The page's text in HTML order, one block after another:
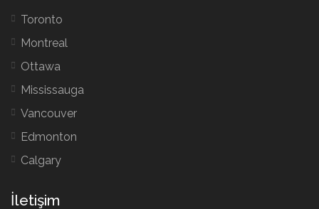
Toronto
Montreal
Ottawa
Mississauga
Vancouver
Edmonton
Calgary
İletişim